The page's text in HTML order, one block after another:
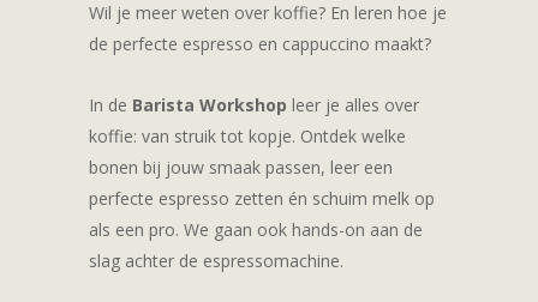
Wil je meer weten over koffie? En leren hoe je
de perfecte espresso en cappuccino maakt?
In de Barista Workshop leer je alles over
koffie: van struik tot kopje. Ontdek welke
bonen bij jouw smaak passen, leer een
perfecte espresso zetten én schuim melk op
als een pro. We gaan ook hands-on aan de
slag achter de espressomachine.